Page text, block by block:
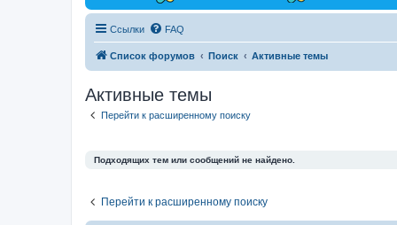
Ссылки FAQ
Список форумов Поиск Активные темы
Активные темы
Перейти к расширенному поиску
Подходящих тем или сообщений не найдено.
Перейти к расширенному поиску